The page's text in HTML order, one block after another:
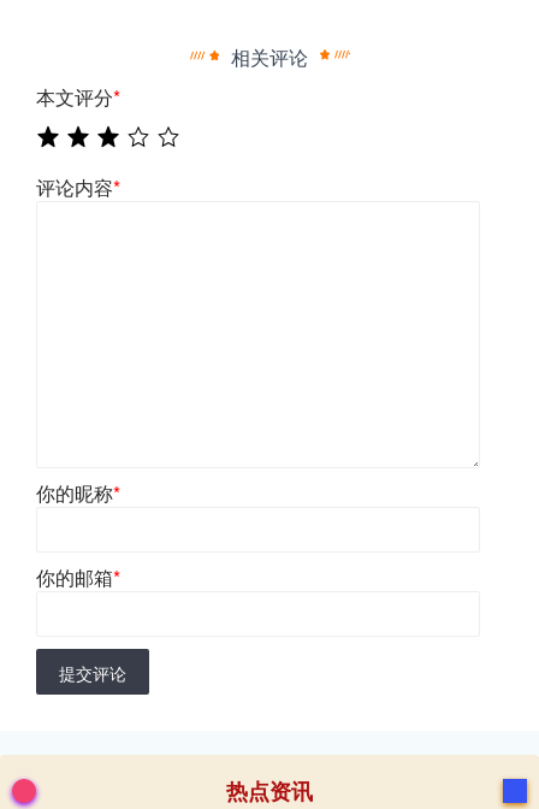
相关评论
本文评分*
评论内容*
你的昵称*
你的邮箱*
提交评论
热点资讯